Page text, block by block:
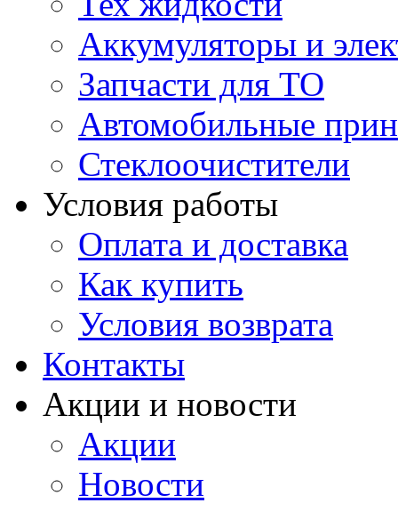
Аккумуляторы и
Запчасти для ТО
Автомобильные
Стеклоочистители
Условия работы
Оплата и доставка
Как купить
Условия возврата
Контакты
Акции и новости
Акции
Новости